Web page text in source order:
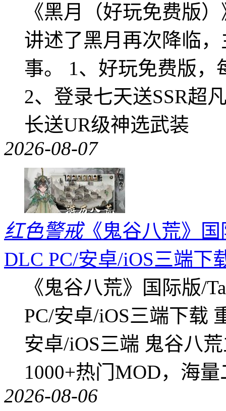
《黑月（好玩免费版
讲述了黑月再次降临
事。 1、好玩免费版，
2、登录七天送SSR超
长送UR级神选武装
2026-08-07
红色警戒《鬼谷八荒》国
DLC PC/安卓/iOS三端下
《鬼谷八荒》国际版/
PC/安卓/iOS三端下载
安卓/iOS三端 鬼谷八
1000+热门MOD，海
2026-08-06